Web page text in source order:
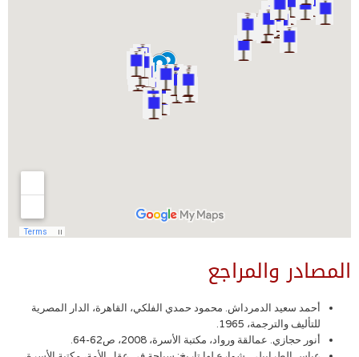
المصادر والمراجع
أحمد سعيد الدمرداش. محمود حمدي الفلكي، القاهرة، الدار المصرية
للتأليف والترجمة، 1965.
أنور حجازي. عمالقة ورواد، مكتبة الأسرة، 2008، ص62-64.